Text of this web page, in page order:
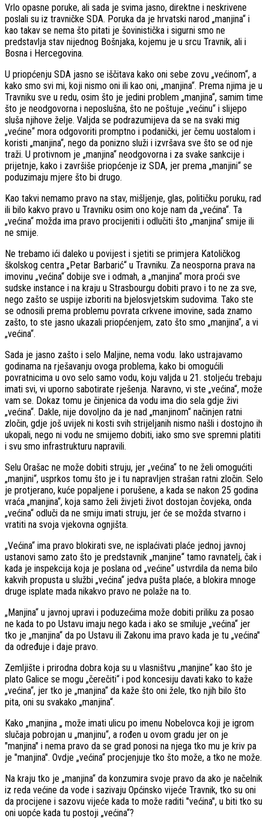
Vrlo opasne poruke, ali sada je svima jasno, direktne i neskrivene
poslali su iz travničke SDA. Poruka da je hrvatski narod „manjina“ i
kao takav se nema što pitati je šovinistička i sigurni smo ne
predstavlja stav nijednog Bošnjaka, kojemu je u srcu Travnik, ali i
Bosna i Hercegovina.
U priopćenju SDA jasno se iščitava kako oni sebe zovu „većinom“, a
kako smo svi mi, koji nismo oni ili kao oni, „manjina“. Prema njima je u
Travniku sve u redu, osim što je jedini problem „manjina“, samim time
što je neodgovorna i neposlušna, što ne poštuje „većinu“ i slijepo
sluša njihove želje. Valjda se podrazumijeva da se na svaki mig
„većine“ mora odgovoriti promptno i podanički, jer čemu uostalom i
koristi „manjina“, nego da ponizno služi i izvršava sve što se od nje
traži. U protivnom je „manjina“ neodgovorna i za svake sankcije i
prijetnje, kako i završiše priopćenje iz SDA, jer prema „manjini“ se
poduzimaju mjere što bi drugo.
Kao takvi nemamo pravo na stav, mišljenje, glas, političku poruku, rad
ili bilo kakvo pravo u Travniku osim ono koje nam da „većina“. Ta
„većina“ možda ima pravo procijeniti i odlučiti što „manjina“ smije ili
ne smije.
Ne trebamo ići daleko u povijest i sjetiti se primjera Katoličkog
školskog centra „Petar Barbarić“ u Travniku. Za neosporna prava na
imovinu „većina“ dobije sve i odmah, a „manjina“ mora proći sve
sudske instance i na kraju u Strasbourgu dobiti pravo i to ne za sve,
nego zašto se uspije izboriti na bjelosvjetskim sudovima. Tako ste
se odnosili prema problemu povrata crkvene imovine, sada znamo
zašto, to ste jasno ukazali priopćenjem, zato što smo „manjina“, a vi
„većina“.
Sada je jasno zašto i selo Maljine, nema vodu. Iako ustrajavamo
godinama na rješavanju ovoga problema, kako bi omogućili
povratnicima u ovo selo samo vodu, koju valjda u 21. stoljeću trebaju
imati svi, vi uporno sabotirate rješenja. Naravno, vi ste „većina“, može
vam se. Dokaz tomu je činjenica da vodu ima dio sela gdje živi
„većina“. Dakle, nije dovoljno da je nad „manjinom“ načinjen ratni
zločin, gdje još uvijek ni kosti svih strijeljanih nismo našli i dostojno ih
ukopali, nego ni vodu ne smijemo dobiti, iako smo sve spremni platiti
i svu smo infrastrukturu napravili.
Selu Orašac ne može dobiti struju, jer „većina“ to ne želi omogućiti
„manjini“, usprkos tomu što je i tu napravljen strašan ratni zločin. Selo
je protjerano, kuće popaljene i porušene, a kada se nakon 25 godina
vraća „manjina“, koja samo želi živjeti život dostojan čovjeka, onda
„većina“ odluči da ne smiju imati struju, jer će se možda stvarno i
vratiti na svoja vjekovna ognjišta.
„Većina“ ima pravo blokirati sve, ne isplaćivati plaće jednoj javnoj
ustanovi samo zato što je predstavnik „manjine“ tamo ravnatelj, čak i
kada je inspekcija koja je poslana od „većine“ ustvrdila da nema bilo
kakvih propusta u službi „većina“ jedva pušta plaće, a blokira mnoge
druge isplate mada nikakvo pravo ne polaže na to.
„Manjina“ u javnoj upravi i poduzećima može dobiti priliku za posao
ne kada to po Ustavu imaju nego kada i ako se smiluje „većina“ jer
tko je „manjina“ da po Ustavu ili Zakonu ima pravo kada je tu „većina"
da određuje i daje pravo.
Zemljište i prirodna dobra koja su u vlasništvu „manjine“ kao što je
plato Galice se mogu „čerečiti“ i pod koncesiju davati kako to kaže
„većina“, jer tko je „manjina“ da kaže što oni žele, tko njih bilo što
pita, oni su svakako „manjina“.
Kako „manjina „ može imati ulicu po imenu Nobelovca koji je igrom
slučaja pobrojan u „manjinu“, a rođen u ovom gradu jer on je
"manjina" i nema pravo da se grad ponosi na njega tko mu je kriv pa
je "manjina". Ovdje „većina“ procjenjuje tko što može, a tko ne može.
Na kraju tko je „manjina“ da konzumira svoje pravo da ako je načelnik
iz reda većine da vode i sazivaju Općinsko vijeće Travnik, tko su oni
da procijene i sazovu vijeće kada to može raditi "većina", u biti tko su
oni uopće kada tu postoji „većina“?